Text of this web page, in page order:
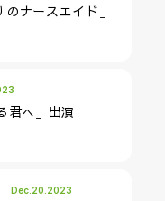
ナースエイド」
君へ」出演
Dec.20.2023